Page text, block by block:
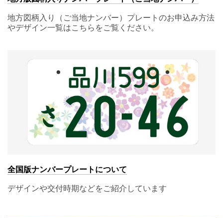
地方図柄入り（ご当地ナンバー）プレートのお申込み方法
やデザイン一覧はこちらをご覧ください。
全国版ナンバープレートについて
デザインや交付時期などをご紹介しています